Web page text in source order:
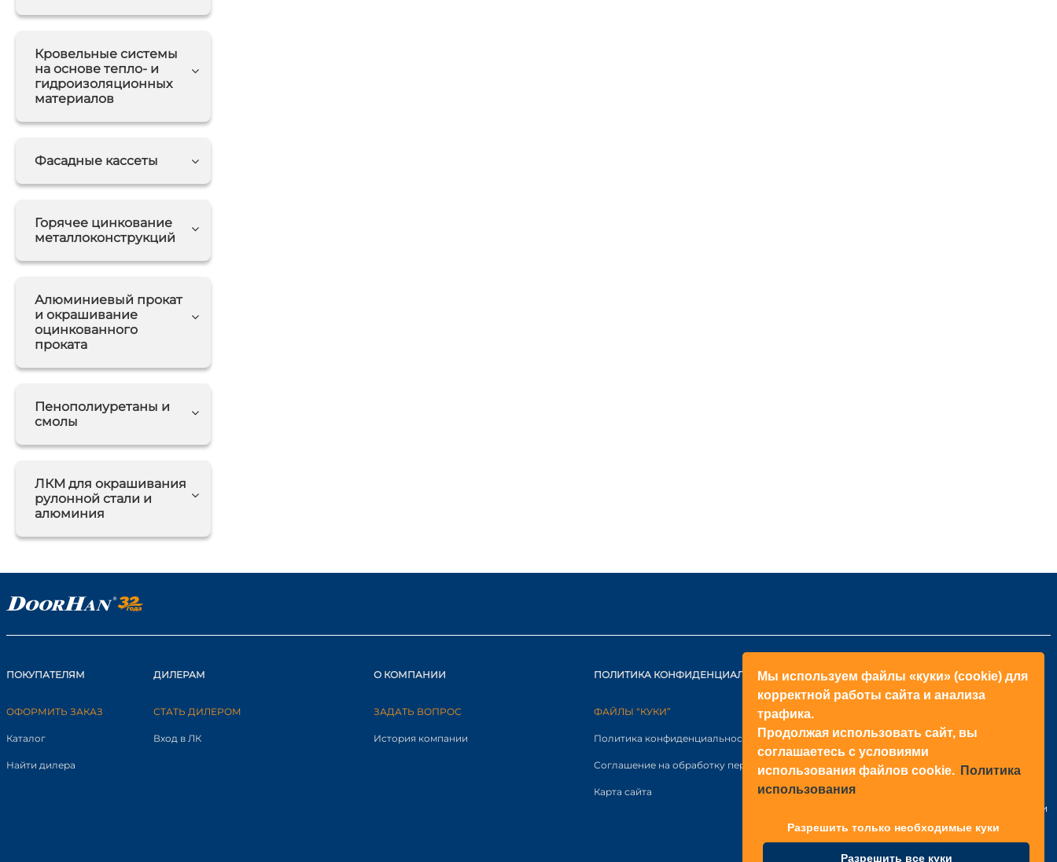
Мы используем файлы «куки» (cookie) для
корректной работы сайта и анализа
трафика.
Продолжая использовать сайт, вы
соглашаетесь с условиями
использования файлов cookie. Политика
использования
Разрешить только необходимые куки
Разрешить все куки
Кровельные системы
на основе тепло- и
гидроизоляционных
материалов
Фасадные кассеты
Горячее цинкование
металлоконструкций
Алюминиевый прокат
и окрашивание
оцинкованного
проката
Пенополиуретаны и
смолы
ЛКМ для окрашивания
рулонной стали и
алюминия
ПОКУПАТЕЛЯМ
ОФОРМИТЬ ЗАКАЗ
Каталог
Найти дилера
ДИЛЕРАМ
СТАТЬ ДИЛЕРОМ
Вход в ЛК
О КОМПАНИИ
ЗАДАТЬ ВОПРОС
История компании
ПОЛИТИКА КОНФИДЕНЦИАЛЬНОСТИ
ФАЙЛЫ “КУКИ”
Политика конфиденциальности
Соглашение на обработку персональных данных
Карта сайта
КОНТАКТЫ
+998(71)2052433
+998(71)2052422
г. Ташкент, Янгихаёт р-н, Файзли
МФЙ, ул. Райхон, Н6-1003 стр.